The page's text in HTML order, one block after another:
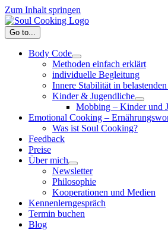
Zum Inhalt springen
Go to...
Body Code
Methoden einfach erklärt
individuelle Begleitung
Innere Stabilität in
Kinder & Jugendliche
Mobbing – Kinder und
Emotional Cooking –
Was ist Soul Cooking?
Feedback
Preise
Über mich
Newsletter
Philosophie
Kooperationen und Medien
Kennenlerngespräch
Termin buchen
Blog